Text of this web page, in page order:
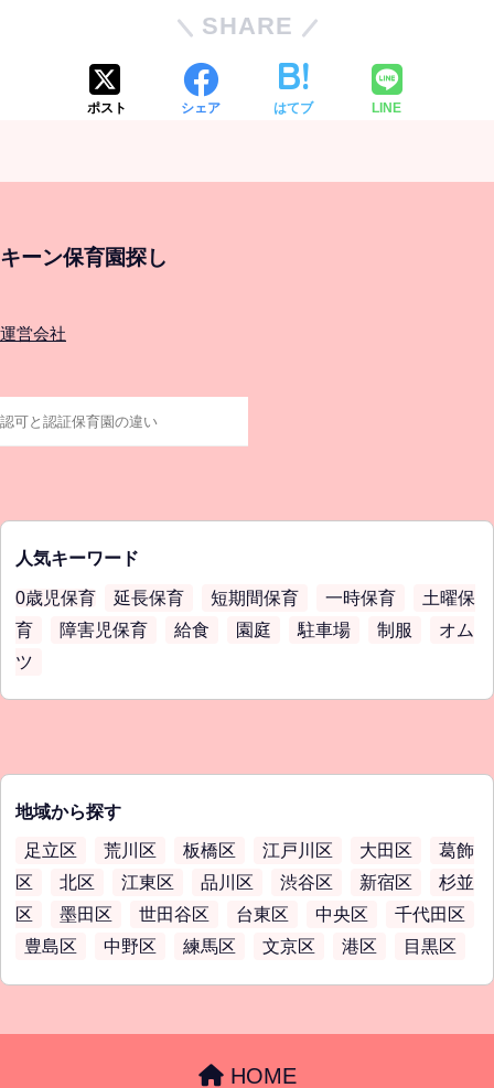
SHARE
ポスト シェア はてブ LINE
キーン保育園探し
運営会社
人気キーワード
0歳児保育 延長保育 短期間保育 一時保育
土曜保
育
障害児保育 給食 園庭 駐車場 制服
オム
ツ
地域から探す
足立区 荒川区 板橋区 江戸川区 大田区
葛飾
区
北区 江東区 品川区 渋谷区 新宿区
杉並
区
墨田区 世田谷区 台東区 中央区
千代田区
豊島区
中野区 練馬区 文京区 港区 目黒区
HOME